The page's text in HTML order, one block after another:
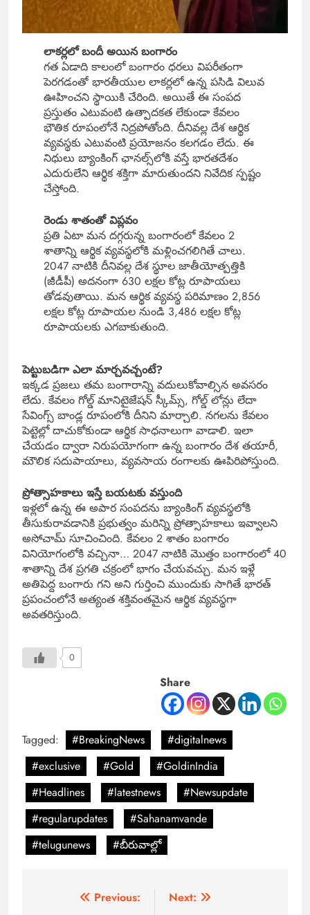
లాకర్లలో బందీ అయిన బంగారం
గత ఏడాది కాలంలో బంగారం ధరలు విపరీతంగా
పెరగడంతో భారతీయుల లాకర్లలో ఉన్న పసిడి విలువ
ఊహించని స్థాయికి చేరింది. అయితే ఈ సంపద
ప్రస్తుతం ఎటువంటి ఉత్పాదకత లేకుండా కేవలం
భౌతిక రూపంలోనే నిద్రపోతోంది. దీనివల్ల దేశ ఆర్థిక
వ్యవస్థకు ఎటువంటి ప్రయోజనం కలగడం లేదు. ఈ
నిధులు బ్యాంకింగ్ ఛానల్స్‌లోకి వస్తే భారతదేశం
ఎదురులేని ఆర్థిక శక్తిగా మారుతుందని నివేదిక స్పష్టం
చేస్తోంది.
రెండు శాతంతో విప్లవం
ప్రతి ఏటా మన దగ్గరున్న బంగారంలో కేవలం 2
శాతాన్ని ఆర్థిక వ్యవస్థలోకి మళ్లించగలిగితే చాలు.
2047 నాటికి దీనివల్ల దేశ స్థూల జాతీయోత్పత్తికి
(జీడీపీ) అదనంగా 630 లక్షల కోట్ల రూపాయలు
తోడవుతాయి. మన ఆర్థిక వ్యవస్థ పరిమాణం 2,856
లక్షల కోట్ల రూపాయల నుండి 3,486 లక్షల కోట్ల
రూపాయలకు ఎగబాకుతుంది.
పెట్టుబడిగా ఎలా మార్చవచ్చంటే?
ఇక్కడ ప్రజలు తమ బంగారాన్ని వదులుకోవాల్సిన అవసరం
లేదు. కేవలం గోల్డ్ మానిటైజేషన్ స్కీమ్స్, గోల్డ్ లోన్లు లేదా
సేవింగ్స్ బాండ్ల రూపంలోకి దీనిని మార్చాలి. నగలను కేవలం
పెట్టెల్లో దాచుకోకుండా ఆర్థిక సాధనాలుగా వాడాలి. ఇలా
చేయడం ద్వారా నిరుపయోగంగా ఉన్న బంగారం దేశ తయారీ,
మౌలిక సదుపాయాలు, వ్యవసాయ రంగాలకు ఊపిరిపోస్తుంది.
ప్రోత్సాహకాలు ఇస్తే బయటకు వస్తుంది
ఇళ్లలో ఉన్న ఈ అపార సంపదను బ్యాంకింగ్ వ్యవస్థలోకి
తీసుకురావడానికి ప్రభుత్వం మరిన్ని ప్రోత్సాహకాలు ఇవ్వాలని
అసోచామ్ సూచించింది. కేవలం 2 శాతం బంగారం
వినియోగంలోకి వచ్చినా… 2047 నాటికి మొత్తం బంగారంలో 40
శాతాన్ని దేశ ప్రగతి చక్రంలో భాగం చేయవచ్చు. మన ఇళ్లే
అతిపెద్ద బంగారు గని అని గుర్తించి ముందుకు సాగితే భారత్
ప్రపంచంలోనే అత్యంత శక్తివంతమైన ఆర్థిక వ్యవస్థగా
అవతరిస్తుంది.
0
Share
Tagged: #BreakingNews
#digitalnews
#exclusive
#Gold
#GoldinIndia
#Headlines
#latestnews
#Newsupdate
#regularupdates
#Sahanamvande
#telugunews
#బీరువాల్లో
Previous: Next: